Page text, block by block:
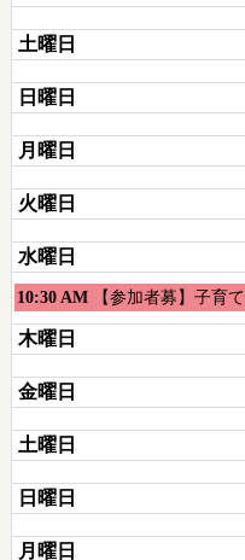
土曜日
日曜日
月曜日
火曜日
水曜日
水
曜
日,
8
月
2026
10:30 AM 【参加者募】子育
木曜日
金曜日
土曜日
日曜日
月曜日